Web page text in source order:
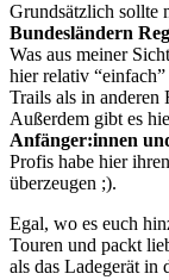
Grundsätzlich sollte
Bundesländern
Was aus meiner
hier relativ
Trails als in anderen
Außerdem gibt es
Anfänger:innen
Profis habe hier
überzeugen ;).
Egal, wo es euch
Touren und packt
als das Ladegerät in